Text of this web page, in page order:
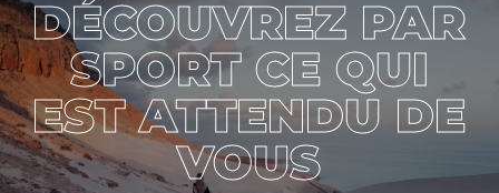
DÉCOUVREZ PAR
SPORT CE QUI
EST ATTENDU DE
VOUS